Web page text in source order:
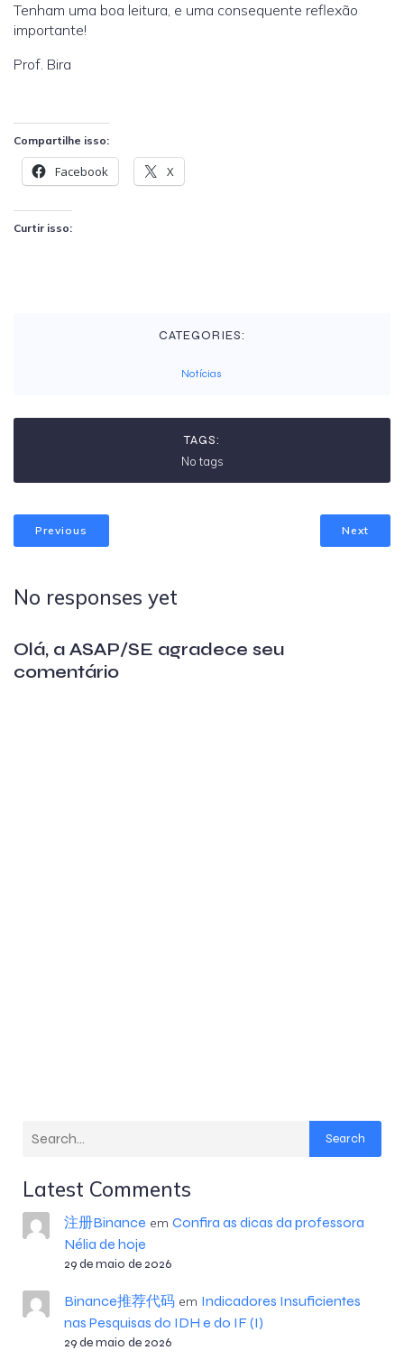
Tenham uma boa leitura, e uma consequente reflexão
importante!
Prof. Bira
Compartilhe isso:
Facebook X
Curtir isso:
CATEGORIES:
Notícias
TAGS:
No tags
Previous Next
No responses yet
Olá, a ASAP/SE agradece seu
comentário
Search
Latest Comments
注册Binance em Confira as dicas da professora
Nélia de hoje
29 de maio de 2026
Binance推荐代码em Indicadores Insuficientes
nas Pesquisas do IDH e do IF (I)
29 de maio de 2026